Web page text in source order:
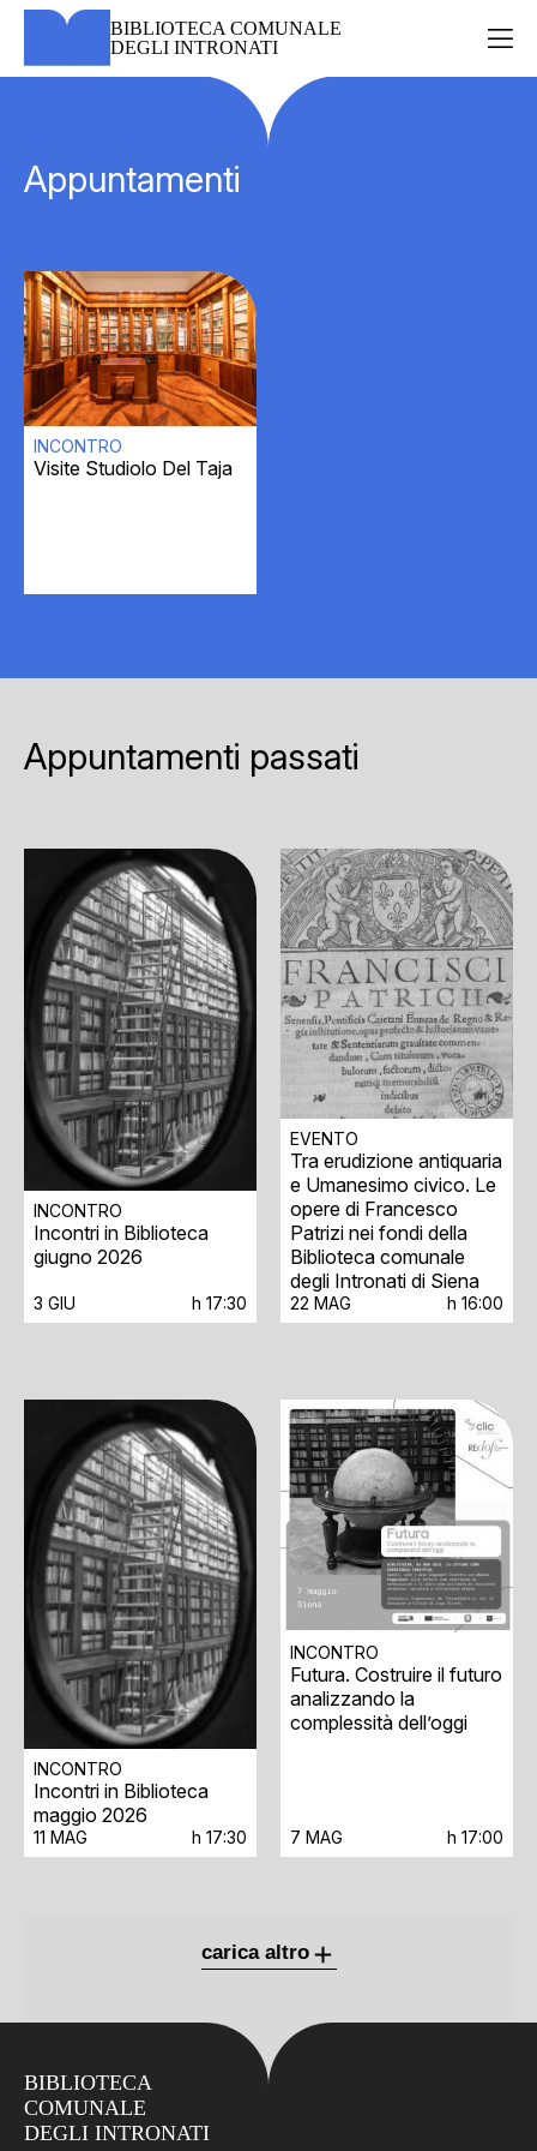
Skip
content
BIBLIOTECA COMUNALE
DEGLI INTRONATI
Appuntamenti
INCONTRO
Visite Studiolo Del Taja
Appuntamenti passati
INCONTRO
Incontri in Biblioteca
giugno 2026
3 GIU h 17:30
EVENTO
Tra erudizione antiquaria
e Umanesimo civico. Le
opere di Francesco
Patrizi nei fondi della
Biblioteca comunale
degli Intronati di Siena
22 MAG h 16:00
INCONTRO
Incontri in Biblioteca
maggio 2026
11 MAG h 17:30
INCONTRO
Futura. Costruire il futuro
analizzando la
complessità dell’oggi
7 MAG h 17:00
carica altro
BIBLIOTECA
COMUNALE
DEGLI INTRONATI